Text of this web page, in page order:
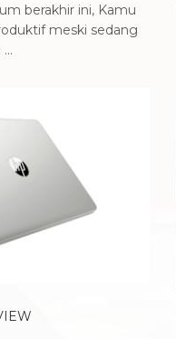
berakhir ini, Kamu
meski sedang